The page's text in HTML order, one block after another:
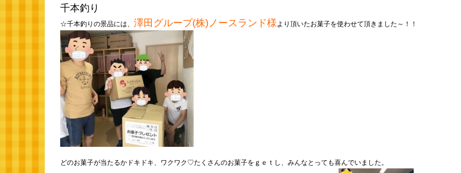
千本釣り
☆千本釣りの景品には、 澤田グループ(株)ノースランド様より頂いたお菓子を使わせて頂きました～！！
どのお菓子が当たるかドキドキ、ワクワク♡たくさんのお菓子をｇｅｔし、みんなとっても喜んでいました。